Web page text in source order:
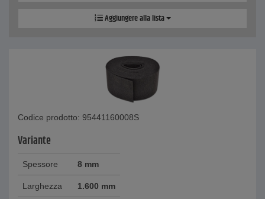
Aggiungere alla lista
Codice prodotto: 95441160008S
Variante
Spessore 8 mm
Larghezza 1.600 mm